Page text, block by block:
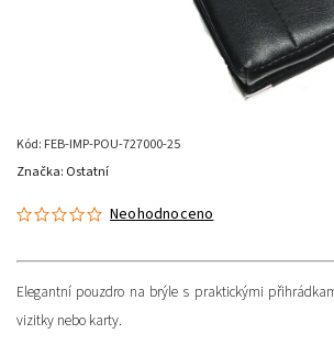
Kód: FEB-IMP-POU-727000-25
Neohodnoceno
Elegantní pouzdro na brýle s praktickými
vizitky nebo karty.
Značka: Ostatní